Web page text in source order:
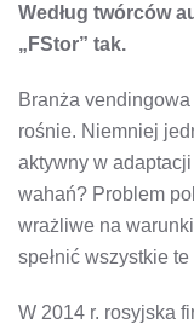
Według twórców
„FStor” tak.
Branża
rośnie. Niemniej
aktywny w
wahań? Problem
wrażliwe na
spełnić wszystkie
W 2014 r. rosyjska